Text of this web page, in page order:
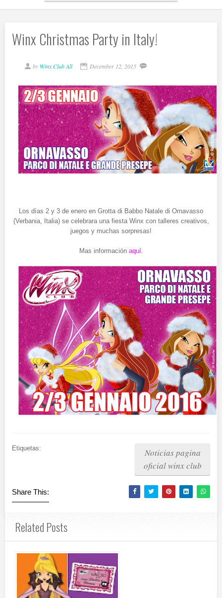
Winx Christmas Party in Italy!
by Winx Club All December 12, 2015
Los días 2 y 3 de enero en Grotta di Babbo Natale di Ornavasso
(Verbania, Italia) se celebrara una fiesta Winx con talleres creativos,
juegos y muchas sorpresas!
Mas información aquí.
Etiquetas:
Noticias pagina
oficial winx club
Share This:
Related Posts